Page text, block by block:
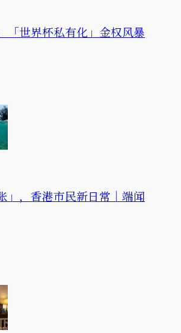
「世界杯私有化」金权风暴
」，香港市民新日常｜端闻